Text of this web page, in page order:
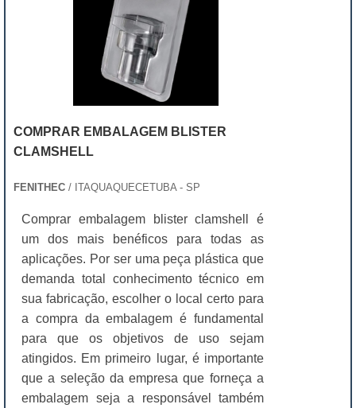
COMPRAR EMBALAGEM BLISTER
CLAMSHELL
FENITHEC / ITAQUAQUECETUBA - SP
Comprar embalagem blister clamshell é
um dos mais benéficos para todas as
aplicações. Por ser uma peça plástica que
demanda total conhecimento técnico em
sua fabricação, escolher o local certo para
a compra da embalagem é fundamental
para que os objetivos de uso sejam
atingidos. Em primeiro lugar, é importante
que a seleção da empresa que forneça a
embalagem seja a responsável também